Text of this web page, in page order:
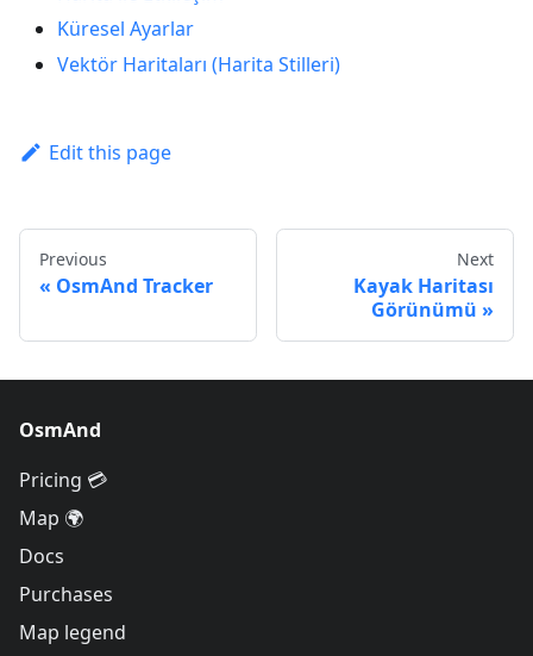
Küresel Ayarlar
Vektör Haritaları (Harita Stilleri)
Edit this page
Previous
OsmAnd Tracker
Next
Kayak Haritası
Görünümü
OsmAnd
Pricing 💳
Map 🌍
Docs
Purchases
Map legend